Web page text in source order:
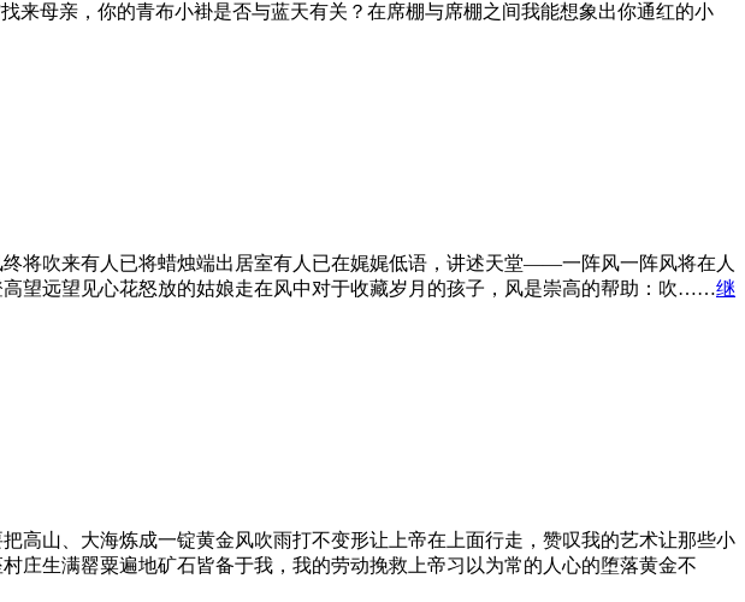
来母亲，你的青布小褂是否与蓝天有关？在席棚与席棚之间我能想象出你通红的小
将吹来有人已将蜡烛端出居室有人已在娓娓低语，讲述天堂——一阵风一阵风将在人
望远望见心花怒放的姑娘走在风中对于收藏岁月的孩子，风是崇高的帮助：吹……继
高山、大海炼成一锭黄金风吹雨打不变形让上帝在上面行走，赞叹我的艺术让那些小
庄生满罂粟遍地矿石皆备于我，我的劳动挽救上帝习以为常的人心的堕落黄金不